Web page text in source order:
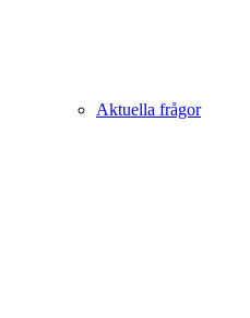
Aktuella frågor